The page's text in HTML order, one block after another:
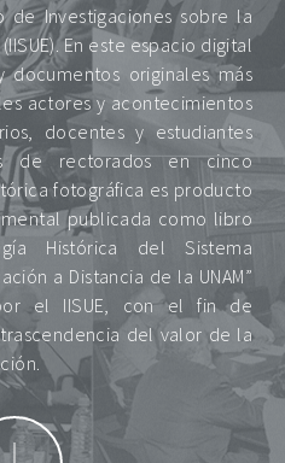
Investigaciones sobre la
En este espacio digital
documentos originales más
actores y acontecimientos
docentes y estudiantes
de rectorados en cinco
fotográfica es producto
publicada como libro
Histórica del Sistema
a Distancia de la UNAM”
el IISUE, con el fin de
del valor de la